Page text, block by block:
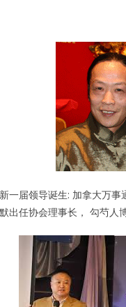
一届领导诞生: 加拿大万
任协会理事长， 勾芍人